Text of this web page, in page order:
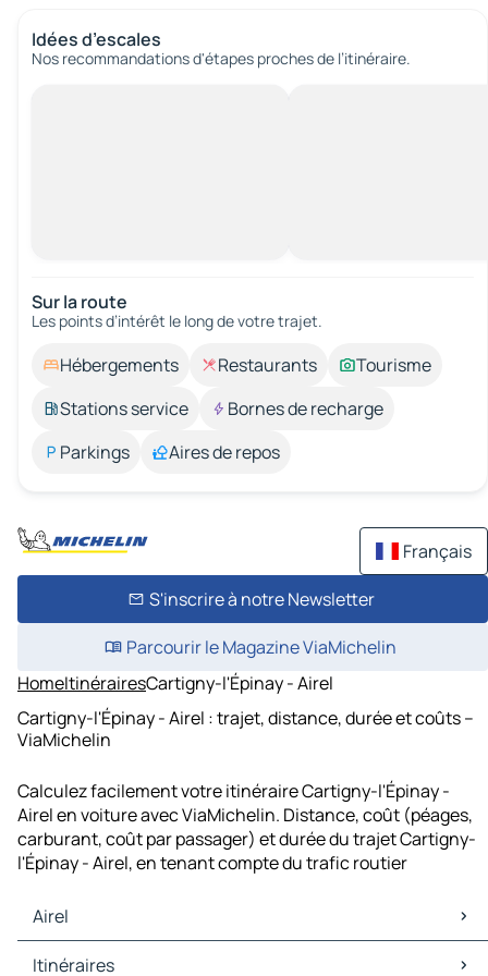
Idées d’escales
Nos recommandations d'étapes proches de l’itinéraire.
Sur la route
Les points d’intérêt le long de votre trajet.
Hébergements Restaurants
Tourisme
Stations service
Bornes de recharge
Parkings
Aires de repos
Français
S'inscrire à notre Newsletter
Parcourir le Magazine ViaMichelin
HomeItinérairesCartigny-l'Épinay - Airel
Cartigny-l'Épinay - Airel : trajet, distance, durée et coûts –
ViaMichelin
Calculez facilement votre itinéraire Cartigny-l'Épinay -
Airel en voiture avec ViaMichelin. Distance, coût (péages,
carburant, coût par passager) et durée du trajet Cartigny-
l'Épinay - Airel, en tenant compte du trafic routier
Airel
Airel Cartes et plans
Itinéraires